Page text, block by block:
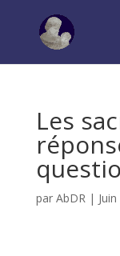
Les
par AbDR|